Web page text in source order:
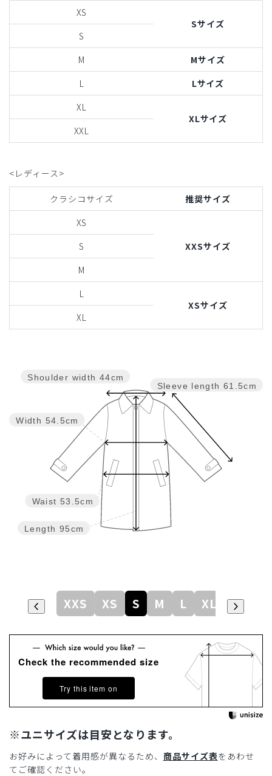
XS
Sサイズ
S
M
Mサイズ
L
Lサイズ
XL
XLサイズ
XXL
<レディース>
クラシコサイズ
推奨サイズ
XS
XXSサイズ
S
M
L
XSサイズ
XL
Sleeve length 61.5cm
Length 95cm
Waist 53.5cm
Width 54.5cm
Shoulder width 44cm
XXS XS S M L XL
Check the recommended size
Try this item on
※ユニサイズは目安となります。
お好みによって着用感が異なるため、 商品サイズ表をあわせ
てご確認ください。